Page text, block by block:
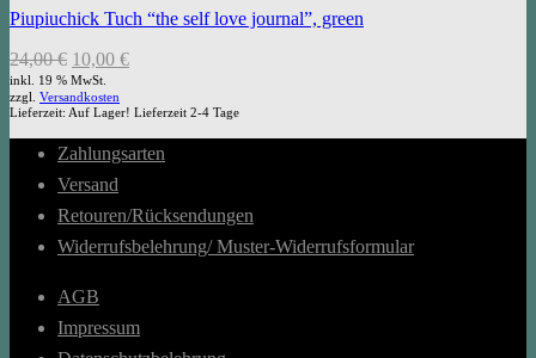
Piupiuchick Tuch “the self love journal”, green
24,00€ Ursprünglicher
Preis
war:
24,00 €
10,00 €Aktueller
10,00 €.
inkl. 19 % MwSt.
zzgl. Versandkosten
Lieferzeit: Auf Lager! Lieferzeit 2-4 Tage
Zahlungsarten
Versand
Retouren/Rücksendungen
Widerrufsbelehrung/ Muster-Widerrufsformular
AGB
Impressum